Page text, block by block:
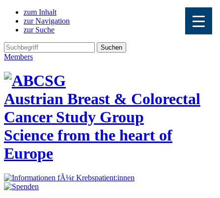
zum Inhalt
zur Navigation
zur Suche
Members
Austrian Breast & Colorectal
Cancer Study Group
Science from the heart of
Europe